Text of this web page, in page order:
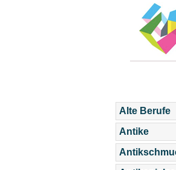
Alte Berufe
Antike